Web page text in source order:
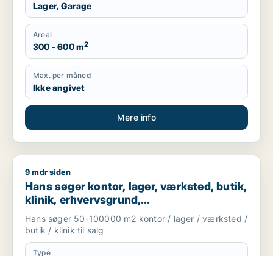
Lager, Garage
Areal
300 - 600 m2
Max. per måned
Ikke angivet
Mere info
Hans søger kontor, lager, værksted, butik, klinik,
9 mdr siden
Hans søger kontor, lager, værksted, butik,
klinik, erhvervsgrund,
boligudlejningsejendom, hotel,
produktionslokaler eller garage til salg i
Region Sjælland
Hans søger 50-100000 m2 kontor / lager / værksted /
butik / klinik til salg
Type